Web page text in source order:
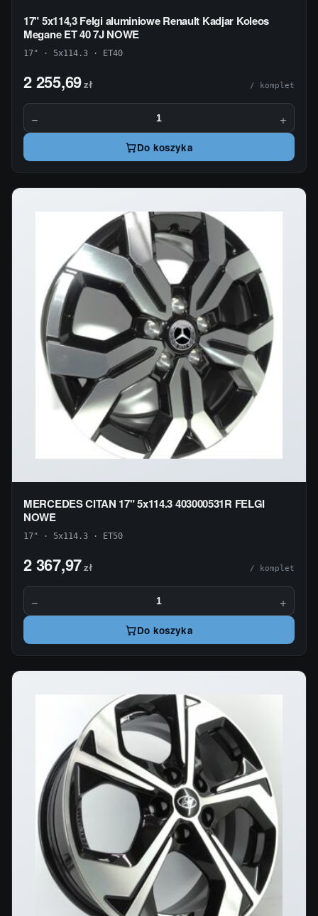
17" 5x114,3 Felgi aluminiowe Renault Kadjar Koleos
Megane ET 40 7J NOWE
17" · 5x114.3 · ET40
2 255,69zł / komplet
− +
Do koszyka
MERCEDES CITAN 17" 5x114.3 403000531R FELGI
NOWE
17" · 5x114.3 · ET50
2 367,97zł / komplet
− +
Do koszyka